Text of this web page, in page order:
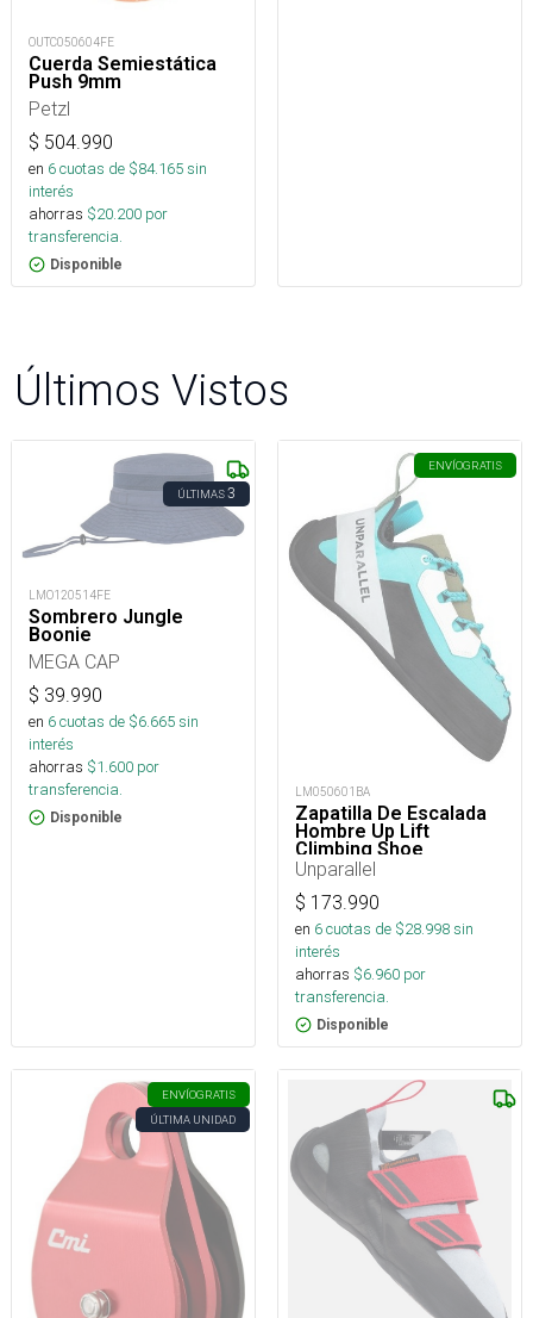
OUTC050604FE
Cuerda Semiestática
Push 9mm
Petzl
$ 504.990
en 6cuotas de $84.165sin
interés
ahorras $20.200 por
transferencia.
Disponible
Últimos Vistos
ÚLTIMAS3
LMO120514FE
Sombrero Jungle
Boonie
MEGA CAP
$ 39.990
en 6cuotas de $6.665sin
interés
ahorras $1.600 por
transferencia.
Disponible
ENVÍOGRATIS
LM050601BA
Zapatilla De Escalada
Hombre Up Lift
Climbing Shoe
Unparallel
$ 173.990
en 6cuotas de $28.998sin
interés
ahorras $6.960 por
transferencia.
Disponible
ENVÍOGRATIS
ÚLTIMA UNIDAD